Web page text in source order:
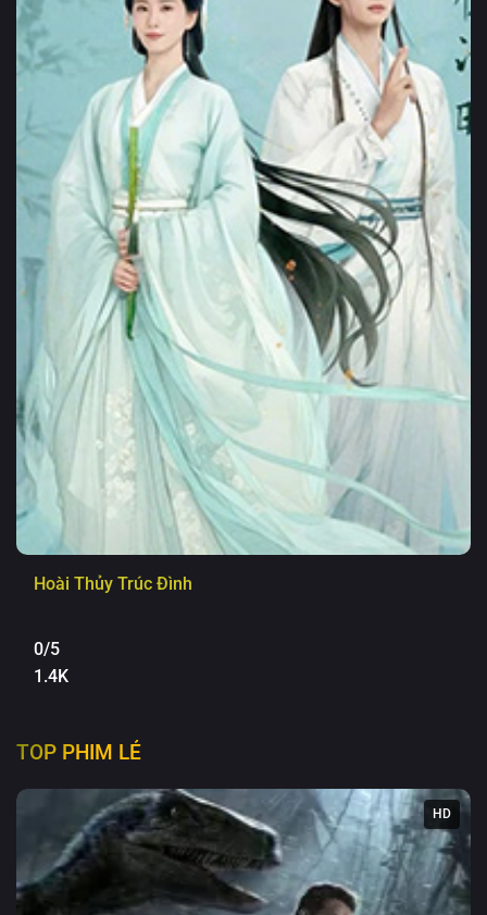
Hoài Thủy Trúc Đình
0/5
1.4K
TOP PHIM LẺ
HD